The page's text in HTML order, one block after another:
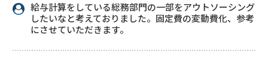
給与計算をしている総務部門の一部をアウトソーシング
したいなと考えておりました。固定費の変動費化、参考
にさせていただきます。